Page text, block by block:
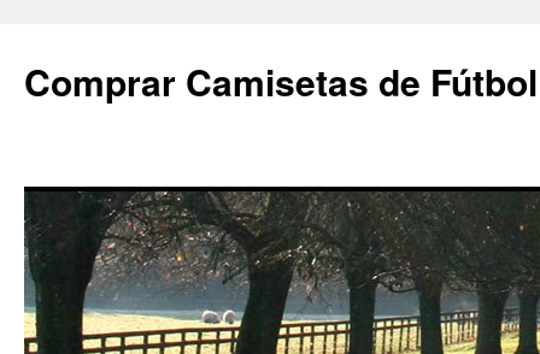
Comprar Camisetas de